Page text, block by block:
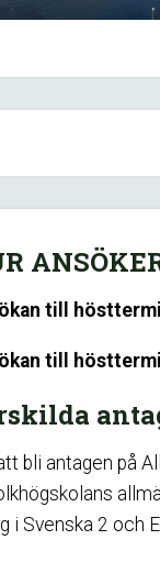
till
till
bli antagen på
i Svenska 2 och